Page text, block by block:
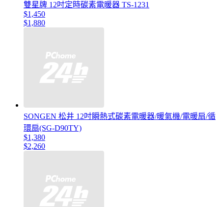
雙星牌 12吋定時碳素電暖器 TS-1231
$1,450
$1,880
SONGEN 松井 12吋瞬熱式碳素電暖器/暖氣機/電暖扇/循
環扇(SG-D90TY)
$1,380
$2,260